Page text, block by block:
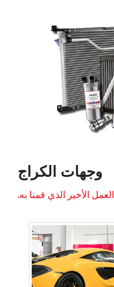
وجهات الكراج
العمل الأخير الذي قمنا به.